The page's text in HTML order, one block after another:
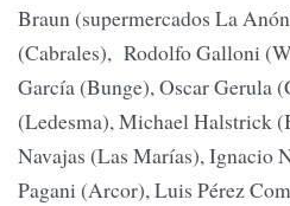
Braun (supermercados La
(Cabrales), Rodolfo Galloni
García (Bunge), Oscar Gerula
(Ledesma), Michael Halstrick
Navajas (Las Marías),
Pagani (Arcor), Luis Pérez